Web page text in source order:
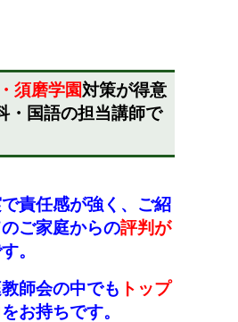
須磨学園対策が得意
・国語の担当講師で
責任感が強く、ご紹
ご家庭からの評判が
。
師会の中でも トップ
をお持ちです。